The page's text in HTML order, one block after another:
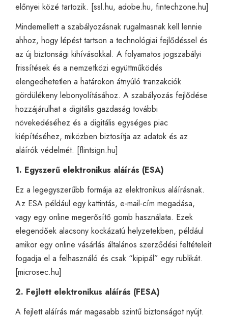
előnyei közé tartozik. [ssl.hu, adobe.hu, fintechzone.hu]
Mindemellett a szabályozásnak rugalmasnak kell lennie
ahhoz, hogy lépést tartson a technológiai fejlődéssel és
az új biztonsági kihívásokkal. A folyamatos jogszabályi
frissítések és a nemzetközi együttműködés
elengedhetetlen a határokon átnyúló tranzakciók
gördülékeny lebonyolításához. A szabályozás fejlődése
hozzájárulhat a digitális gazdaság további
növekedéséhez és a digitális egységes piac
kiépítéséhez, miközben biztosítja az adatok és az
aláírók védelmét. [flintsign.hu]
1. Egyszerű elektronikus aláírás (ESA)
Ez a legegyszerűbb formája az elektronikus aláírásnak.
Az ESA például egy kattintás, e-mail-cím megadása,
vagy egy online megerősítő gomb használata. Ezek
elegendőek alacsony kockázatú helyzetekben, például
amikor egy online vásárlás általános szerződési feltételeit
fogadja el a felhasználó és csak “kipipál” egy rublikát.
[microsec.hu]
2. Fejlett elektronikus aláírás (FESA)
A fejlett aláírás már magasabb szintű biztonságot nyújt.